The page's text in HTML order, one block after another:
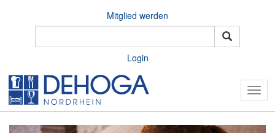
Mitglied werden
Login